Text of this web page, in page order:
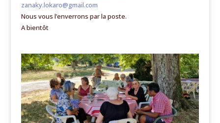
zanaky.lokaro@gmail.com
Nous vous l’enverrons par la poste.
A bientôt